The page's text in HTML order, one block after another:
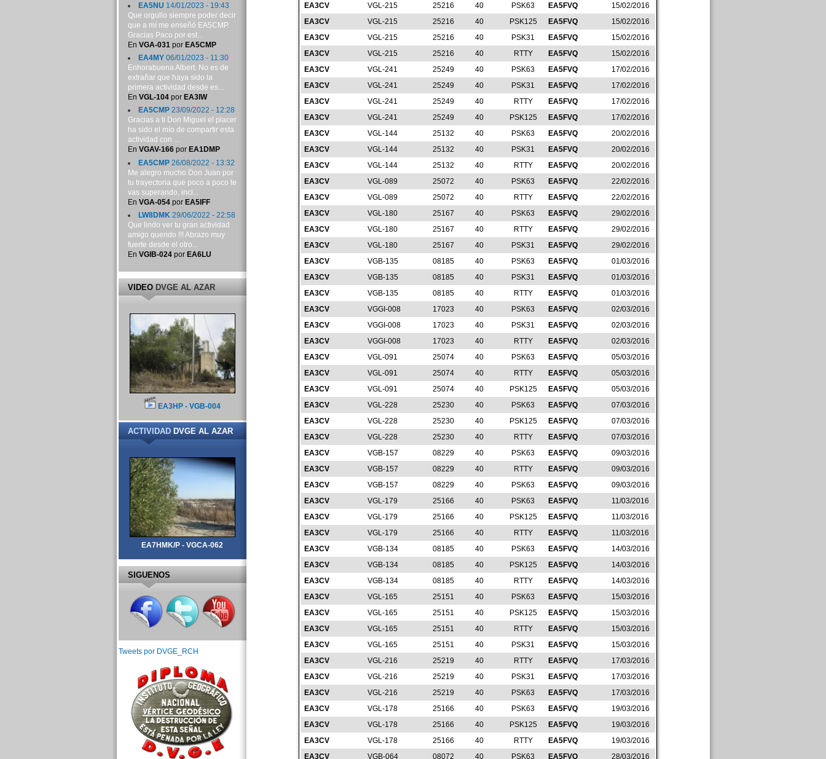
EA3CV
VGL-215 25216 40 PSK63 EA5FVQ
15/02/2016
EA3CV
VGL-215 25216 40 PSK125 EA5FVQ
15/02/2016
EA3CV
VGL-215 25216 40 PSK31 EA5FVQ
15/02/2016
EA3CV
VGL-215 25216 40 RTTY EA5FVQ
15/02/2016
EA3CV
VGL-241 25249 40 PSK63 EA5FVQ
17/02/2016
EA3CV
VGL-241 25249 40 PSK31 EA5FVQ
17/02/2016
EA3CV
VGL-241 25249 40 RTTY EA5FVQ
17/02/2016
EA3CV
VGL-241 25249 40 PSK125 EA5FVQ
17/02/2016
EA3CV
VGL-144 25132 40 PSK63 EA5FVQ
20/02/2016
EA3CV
VGL-144 25132 40 PSK31 EA5FVQ
20/02/2016
EA3CV
VGL-144 25132 40 RTTY EA5FVQ
20/02/2016
EA3CV
VGL-089 25072 40 PSK63 EA5FVQ
22/02/2016
EA3CV
VGL-089 25072 40 RTTY EA5FVQ
22/02/2016
EA3CV
VGL-180 25167 40 PSK63 EA5FVQ
29/02/2016
EA3CV
VGL-180 25167 40 RTTY EA5FVQ
29/02/2016
EA3CV
VGL-180 25167 40 PSK31 EA5FVQ
29/02/2016
EA3CV
VGB-135 08185 40 PSK63 EA5FVQ
01/03/2016
EA3CV
VGB-135 08185 40 PSK31 EA5FVQ
01/03/2016
EA3CV
VGB-135 08185 40 RTTY EA5FVQ
01/03/2016
EA3CV
VGGI-008 17023 40 PSK63 EA5FVQ
02/03/2016
EA3CV
VGGI-008 17023 40 PSK31 EA5FVQ
02/03/2016
EA3CV
VGGI-008 17023 40 RTTY EA5FVQ
02/03/2016
EA3CV
VGL-091 25074 40 PSK63 EA5FVQ
05/03/2016
EA3CV
VGL-091 25074 40 RTTY EA5FVQ
05/03/2016
EA3CV
VGL-091 25074 40 PSK125 EA5FVQ
05/03/2016
EA3CV
VGL-228 25230 40 PSK63 EA5FVQ
07/03/2016
EA3CV
VGL-228 25230 40 PSK125 EA5FVQ
07/03/2016
EA3CV
VGL-228 25230 40 RTTY EA5FVQ
07/03/2016
EA3CV
VGB-157 08229 40 PSK63 EA5FVQ
09/03/2016
EA3CV
VGB-157 08229 40 RTTY EA5FVQ
09/03/2016
EA3CV
VGB-157 08229 40 PSK63 EA5FVQ
09/03/2016
EA3CV
VGL-179 25166 40 PSK63 EA5FVQ
11/03/2016
EA3CV
VGL-179 25166 40 PSK125 EA5FVQ
11/03/2016
EA3CV
VGL-179 25166 40 RTTY EA5FVQ
11/03/2016
EA3CV
VGB-134 08185 40 PSK63 EA5FVQ
14/03/2016
EA3CV
VGB-134 08185 40 PSK125 EA5FVQ
14/03/2016
EA3CV
VGB-134 08185 40 RTTY EA5FVQ
14/03/2016
EA3CV
VGL-165 25151 40 PSK63 EA5FVQ
15/03/2016
EA3CV
VGL-165 25151 40 PSK125 EA5FVQ
15/03/2016
EA3CV
VGL-165 25151 40 RTTY EA5FVQ
15/03/2016
EA3CV
VGL-165 25151 40 PSK31 EA5FVQ
15/03/2016
EA3CV
VGL-216 25219 40 RTTY EA5FVQ
17/03/2016
EA3CV
VGL-216 25219 40 PSK31 EA5FVQ
17/03/2016
EA3CV
VGL-216 25219 40 PSK63 EA5FVQ
17/03/2016
EA3CV
VGL-178 25166 40 PSK63 EA5FVQ
19/03/2016
EA3CV
VGL-178 25166 40 PSK125 EA5FVQ
19/03/2016
EA3CV
VGL-178 25166 40 RTTY EA5FVQ
19/03/2016
EA3CV
VGB-064 08072 40 PSK63 EA5FVQ 28/03/2016
EA5NU 14/01/2023 - 19:43
Que orgullo siempre poder decir
que a mí me enseñó EA5CMP.
Gracias Paco por est...
En VGA-031 por EA5CMP
EA4MY06/01/2023 - 11:30
Enhorabuena Albert. No es de
extrañar que haya sido la
primera actividad desde es...
En VGL-104por EA3IW
EA5CMP23/09/2022 - 12:28
Gracias a ti Don Miguel el placer
ha sido el mío de compartir esta
actividad con ...
En VGAV-166por EA1DMP
EA5CMP26/08/2022 - 13:32
Me alegro mucho Don Juan por
tu trayectoria que poco a poco te
vas superando, incl...
En VGA-054por EA5IFF
LW8DMK29/06/2022 - 22:58
Que lindo ver tu gran actividad
amigo querido !!! Abrazo muy
fuerte desde el otro...
En VGIB-024por EA6LU
VIDEODVGE AL AZAR
EA3HP - VGB-004
ACTIVIDADDVGE AL AZAR
EA7HMK/P - VGCA-062
SIGUENOS
Tweets por DVGE_RCH